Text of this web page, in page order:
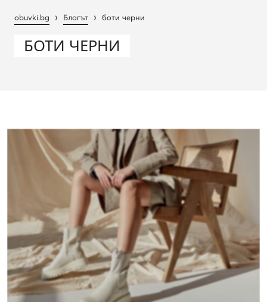
obuvki.bg › Блогът › боти черни
БОТИ ЧЕРНИ